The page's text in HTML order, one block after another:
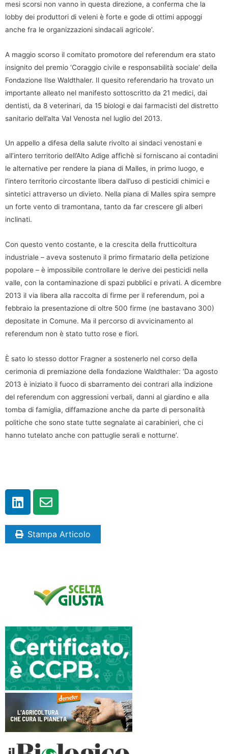
mesi scorsi non vanno in questa direzione, a conferma che la
lobby dei produttori di veleni è forte e gode di ottimi appoggi
anche fra le organizzazioni sindacali agricole’.
A maggio scorso il comitato promotore del referendum era stato
insignito del premio ‘Coraggio civile e responsabilità sociale’ della
Fondazione Ilse Waldthaler. Il quesito referendario ha trovato un
importante alleato nel manifesto sottoscritto da 21 medici, dai
dentisti, da 8 veterinari, da 15 biologi e dai farmacisti del distretto
sanitario dell’alta Val Venosta nel luglio del 2013.
Un appello a difesa della salute rivolto ai sindaci venostani e
all’intero territorio dell’Alto Adige affichè si forniscano ai contadini
le alternative per rendere la piana di Malles, in primo luogo, e
l’intero territorio circostante libera dall’uso di pesticidi chimici e
sintetici attraverso un divieto. Nella piana di Malles spira sempre
un forte vento di tramontana, tanto da far crescere gli alberi
inclinati.
Con questo vento costante, e la crescita della frutticoltura
industriale – aveva sostenuto il primo firmatario della petizione
popolare – è impossibile controllare le derive dei pesticidi nella
valle, con la contaminazione di spazi pubblici e privati. A dicembre
2013 il via libera alla raccolta di firme per il referendum, poi a
febbraio la presentazione di oltre 500 firme (ne bastavano 300)
depositate in Comune. Ma il percorso di avvicinamento al
referendum non è stato tutto rose e fiori.
È sato lo stesso dottor Fragner a sostenerlo nel corso della
cerimonia di premiazione della fondazione Waldthaler: ‘Da agosto
2013 è iniziato il fuoco di sbarramento dei contrari alla indizione
del referendum con aggressioni verbali, danni al giardino e alla
tomba di famiglia, diffamazione anche da parte di personalità
politiche che sono state tutte segnalate ai carabinieri, che ci
hanno tutelato anche con pattuglie serali e notturne’.
Stampa Articolo